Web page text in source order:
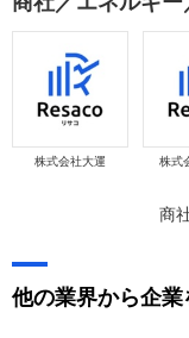
株式会社大運 株式
商
他の業界から企